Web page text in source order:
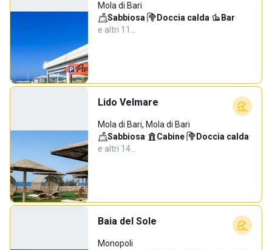
Mola di Bari
Sabbiosa· Doccia calda· Bar·
e altri 11…
Lido Velmare
Mola di Bari, Mola di Bari
Sabbiosa· Cabine· Doccia calda·
e altri 14…
Baia del Sole
Monopoli